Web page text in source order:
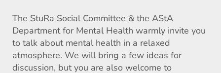
The StuRa Social Committee & the AStA
Department for Mental Health warmly invite you
to talk about mental health in a relaxed
atmosphere. We will bring a few ideas for
discussion, but you are also welcome to